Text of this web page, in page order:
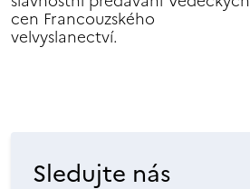
cen Francouzského
velvyslanectví.
Sledujte nás